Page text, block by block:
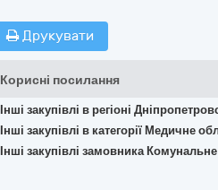
Друкувати
Корисні посилання
Інші закупівлі в регіоні
Інші закупівлі в категорії Медичне
Інші закупівлі замовника